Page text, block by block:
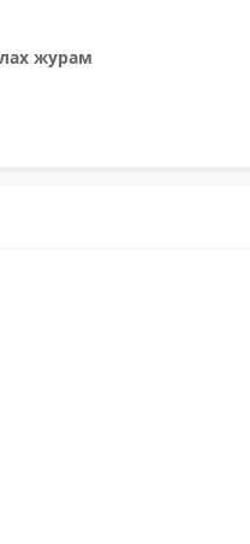
журам